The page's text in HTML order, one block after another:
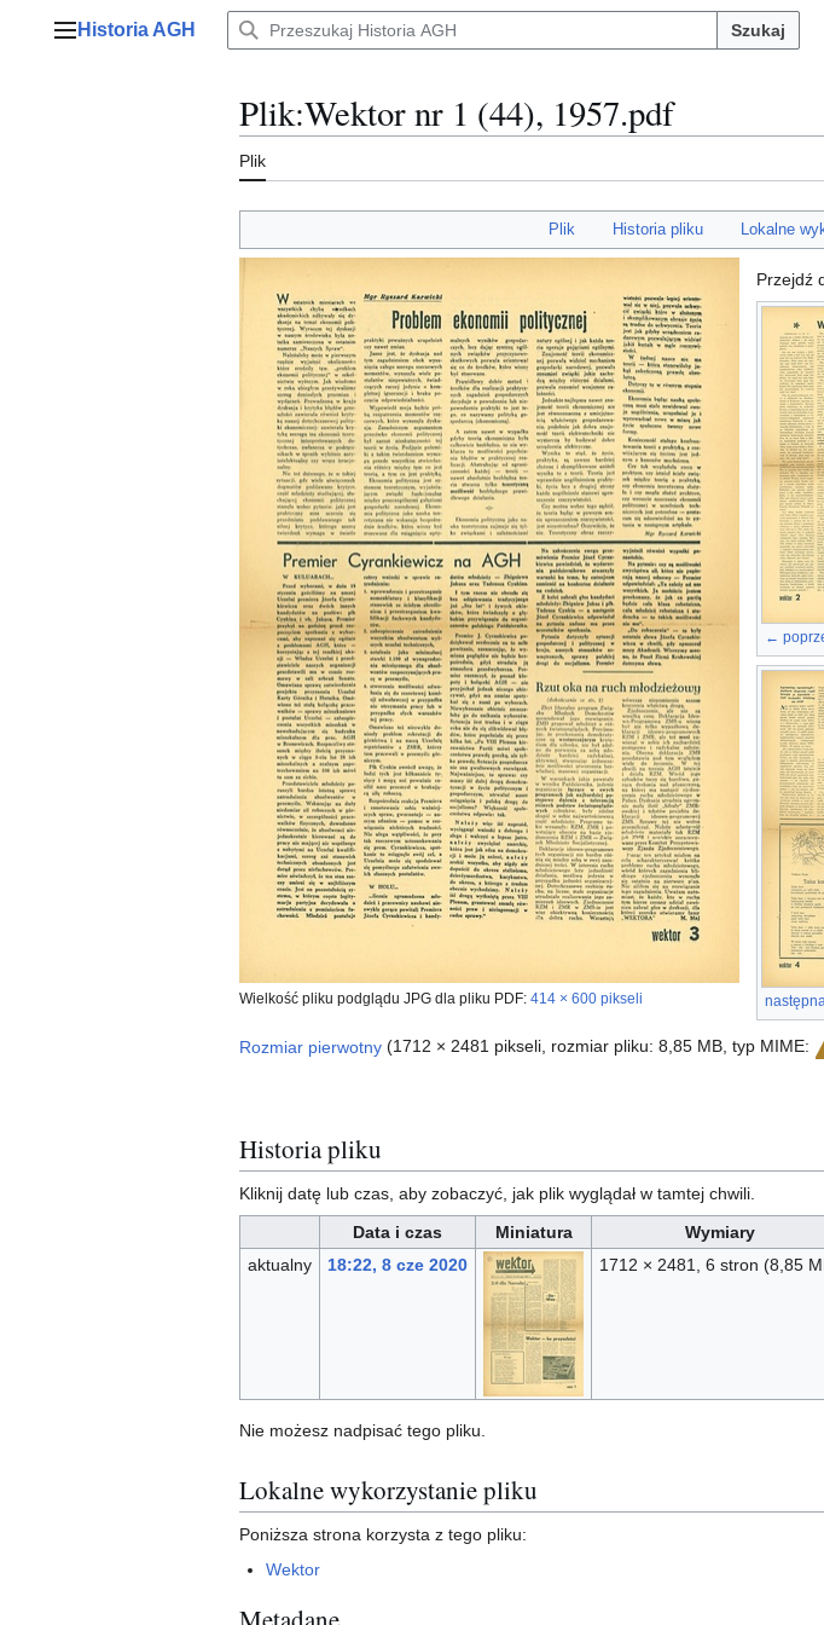
Menu główne
Historia AGH Szukaj
Plik:Wektor nr 1 (44), 1957.pdf
Plik
Plik Historia pliku Lokalne
Wielkość pliku podglądu JPG dla pliku PDF: 414 × 600 pikseli
Przejdź
←
Rozmiar pierwotny (1712 × 2481 pikseli, rozmiar pliku: 8,85 MB, typ MIME:
Historia pliku
Kliknij datę lub czas, aby zobaczyć, jak plik wyglądał w tamtej chwili.
Data i czas
Miniatura Wymiary
aktualny
18:22, 8 cze 2020 1712 × 2481, 6 stron (8,85
Nie możesz nadpisać tego pliku.
Lokalne wykorzystanie pliku
Poniższa strona korzysta z tego pliku:
Wektor